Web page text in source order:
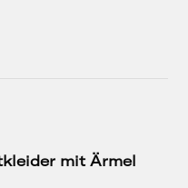
mit Ärmel